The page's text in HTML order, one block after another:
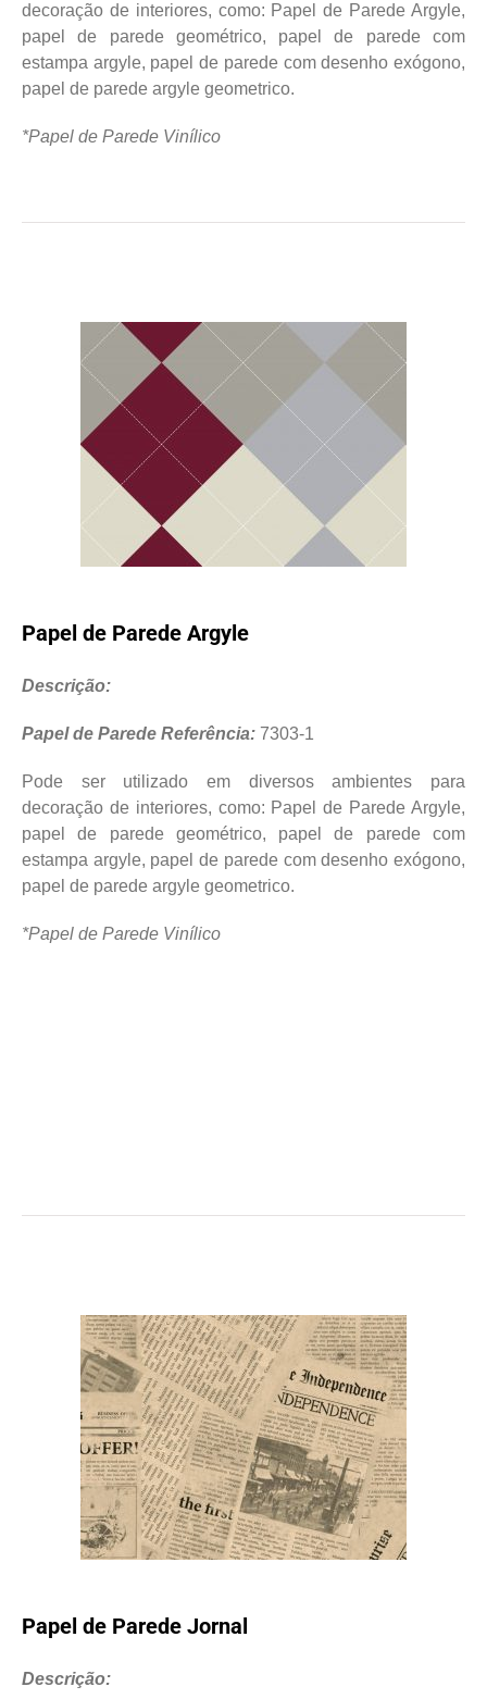
decoração de interiores, como: Papel de Parede Argyle,
papel de parede geométrico, papel de parede com
estampa argyle, papel de parede com desenho exógono,
papel de parede argyle geometrico.
*Papel de Parede Vinílico
Papel de Parede Argyle
Descrição:
Papel de Parede Referência: 7303-1
Pode ser utilizado em diversos ambientes para
decoração de interiores, como: Papel de Parede Argyle,
papel de parede geométrico, papel de parede com
estampa argyle, papel de parede com desenho exógono,
papel de parede argyle geometrico.
*Papel de Parede Vinílico
Papel de Parede Jornal
Descrição: